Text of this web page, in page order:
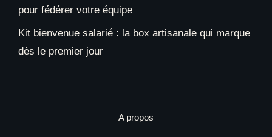
pour fédérer votre équipe
Kit bienvenue salarié : la box artisanale qui marque
dès le premier jour
A propos